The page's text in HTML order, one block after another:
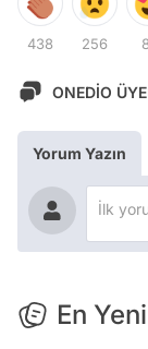
438 256
ONEDİO
Yorum Yazın
En